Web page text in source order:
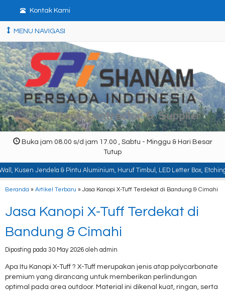
Kontak Kami
MENU NAVIGASI
Buka jam 08.00 s/d jam 17.00 , Sabtu - Minggu & Hari Besar
Tutup
Jendela & Pintu Aluminium, Huruf Timbul, LED Letter Box, Etching,
Beranda » Artikel Terbaru » Jasa Kanopi X-Tuff Terdekat di Bandung & Cimahi
Jasa Kanopi X-Tuff Terdekat di
Bandung & Cimahi
Diposting pada 30 May 2026 oleh admin
Apa Itu Kanopi X-Tuff ? X-Tuff merupakan jenis atap polycarbonate
premium yang dirancang untuk memberikan perlindungan
optimal pada area outdoor. Material ini dikenal kuat, ringan, serta